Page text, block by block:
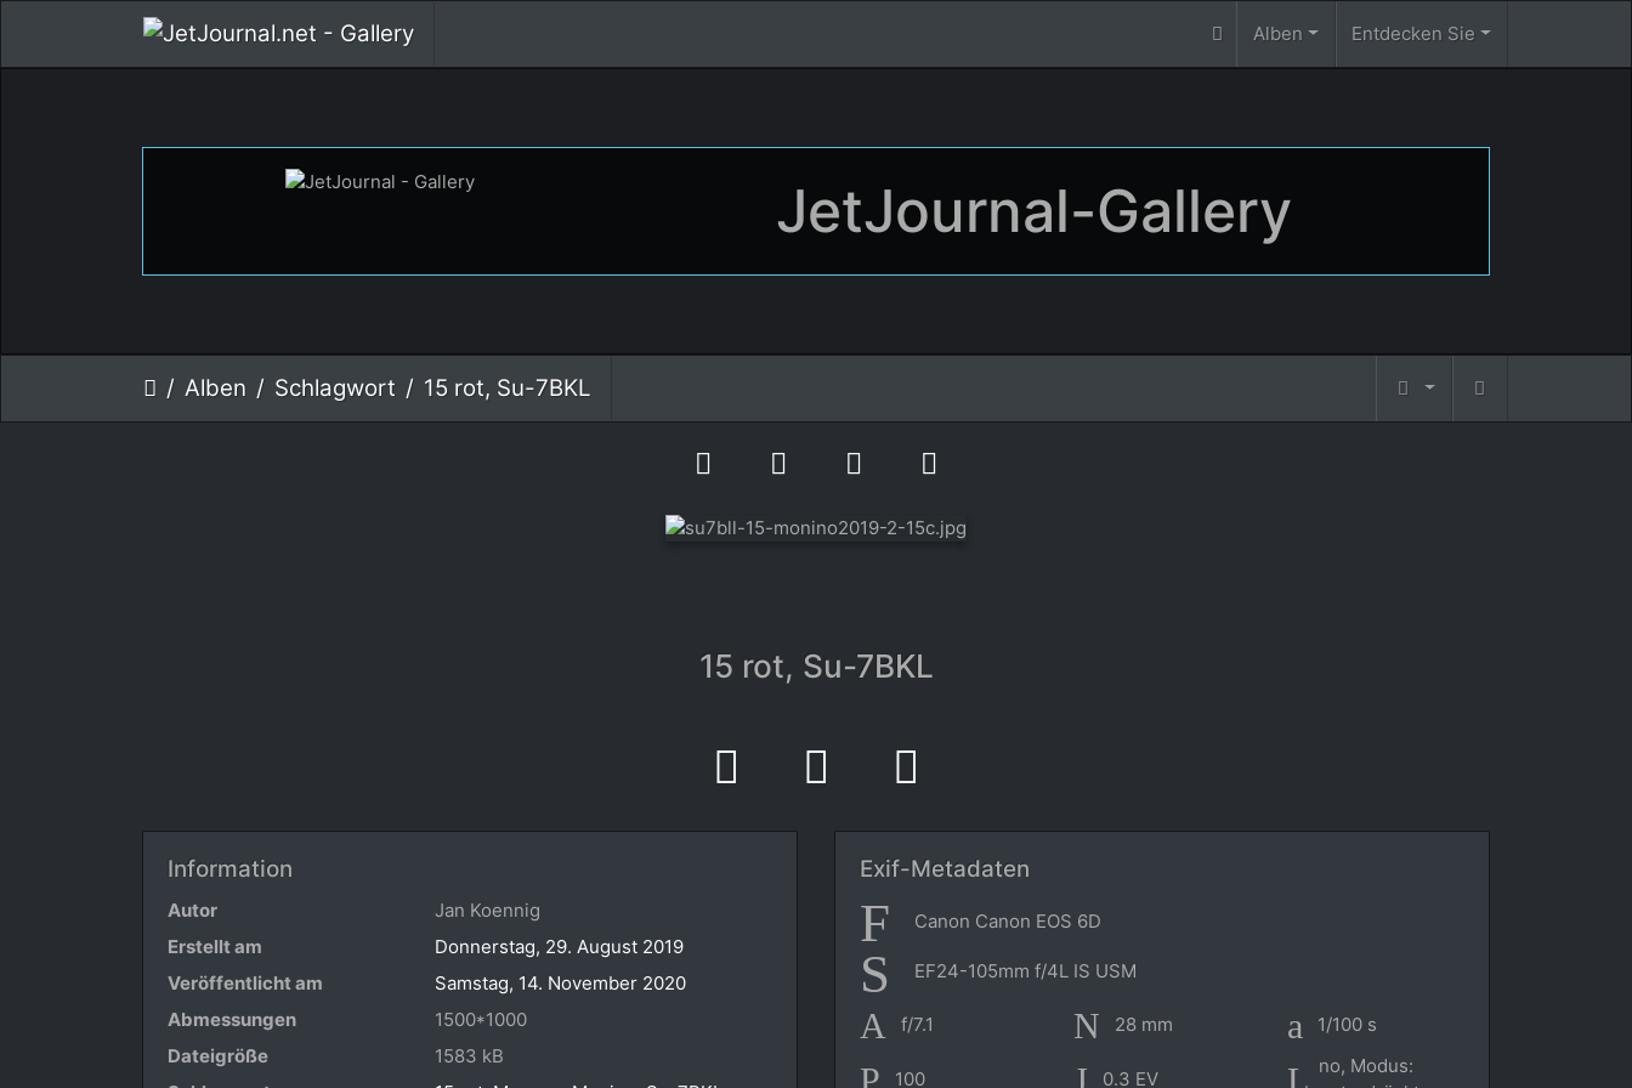
Alben Entdecken Sie
JetJournal-Gallery
Alben Schlagwort 15 rot, Su-7BKL
15 rot, Su-7BKL
Information
Autor
Jan Koennig
Erstellt am
Donnerstag, 29. August 2019
Veröffentlicht am
Samstag, 14. November 2020
Abmessungen
1500*1000
Dateigröße
1583 kB
Exif-Metadaten
Canon Canon EOS 6D
EF24-105mm f/4L IS USM
f/7.1 28 mm 1/100 s
100 0.3 EV
no, Modus: